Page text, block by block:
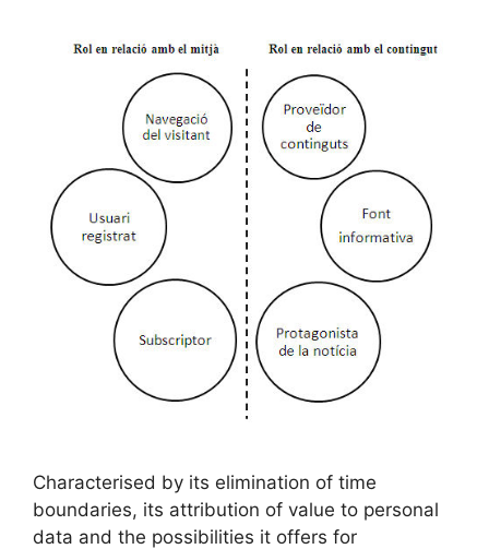
Characterised by its elimination of time
boundaries, its attribution of value to personal
data and the possibilities it offers for